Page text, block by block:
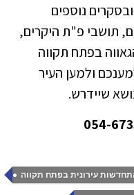
נוספים
תושבי פ"ת היקרים,
בפתח תקווה
ולמען העיר
שיידרש.
עירונית בפתח תקווה ,